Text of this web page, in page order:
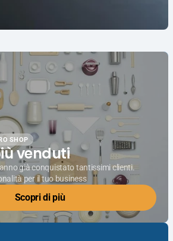
SHOP
venduti
già conquistato tantissimi clienti.
per il tuo business
Scopri di più